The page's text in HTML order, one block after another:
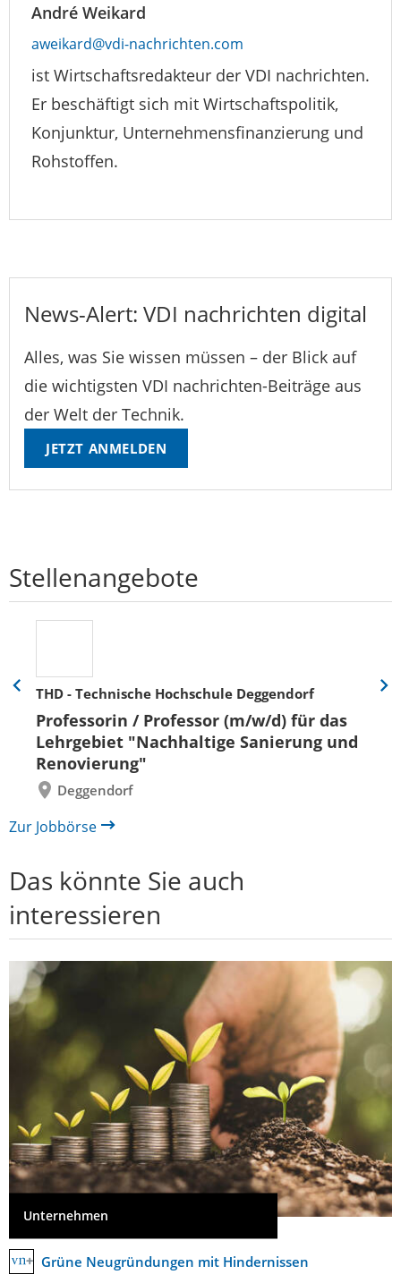
André Weikard
aweikard@vdi-nachrichten.com
ist Wirtschaftsredakteur der VDI nachrichten.
Er beschäftigt sich mit Wirtschaftspolitik,
Konjunktur, Unternehmensfinanzierung und
Rohstoffen.
News-Alert: VDI nachrichten digital
Alles, was Sie wissen müssen – der Blick auf
die wichtigsten VDI nachrichten-Beiträge aus
der Welt der Technik.
JETZT ANMELDEN
Stellenangebote
THD - Technische Hochschule Deggendorf
Professorin / Professor (m/w/d) für das
Lehrgebiet "Nachhaltige Sanierung und
Renovierung"
Deggendorf
Eine
zurück
Eine
Zur Jobbörse
Das könnte Sie auch
interessieren
Unternehmen
Grüne Neugründungen mit Hindernissen